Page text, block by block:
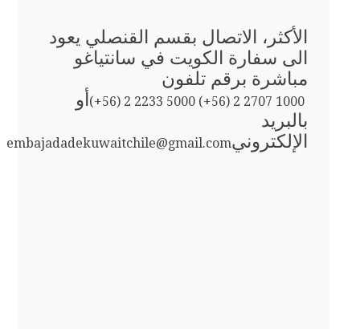
الأكثر، الاتصال بقسم القنصلي يعود
الى سفارة الكويت في سانتياغو
مباشرة برقم تلفون
(+56) 2 2233 5000 (+56) 2 2707 1000أو
بالبريد
الإلكترونيembajadadekuwaitchile@gmail.com